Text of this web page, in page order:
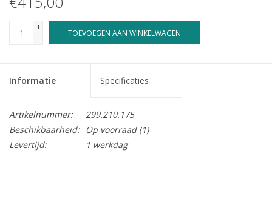
+
-
TOEVOEGEN AAN WINKELWAGEN
Informatie Specificaties
Artikelnummer:
299.210.175
Beschikbaarheid:
Op voorraad(1)
Levertijd:
1 werkdag